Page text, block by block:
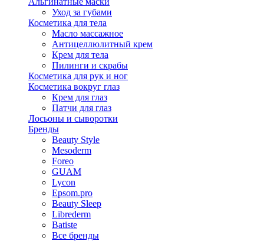
Уход за губами
Косметика для тела
Масло массажное
Антицеллюлитный крем
Крем для тела
Пилинги и скрабы
Косметика для рук и ног
Косметика вокруг глаз
Крем для глаз
Патчи для глаз
Лосьоны и сыворотки
Бренды
Beauty Style
Mesoderm
Foreo
GUAM
Lycon
Epsom.pro
Beauty Sleep
Librederm
Batiste
Все бренды